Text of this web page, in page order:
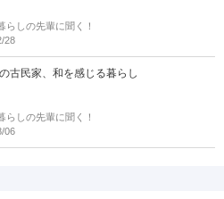
らしの先輩に聞く！
28
古民家、和を感じる暮らし
らしの先輩に聞く！
06